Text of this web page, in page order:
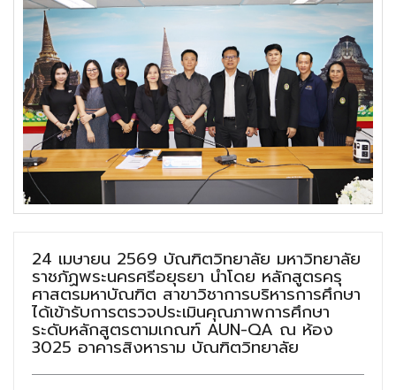
24 เมษายน 2569 บัณฑิตวิทยาลัย มหาวิทยาลัย
ราชภัฏพระนครศรีอยุธยา นำโดย หลักสูตรครุ
ศาสตรมหาบัณฑิต สาขาวิชาการบริหารการศึกษา
ได้เข้ารับการตรวจประเมินคุณภาพการศึกษา
ระดับหลักสูตรตามเกณฑ์ AUN-QA ณ ห้อง
3025 อาคารสิงหาราม บัณฑิตวิทยาลัย